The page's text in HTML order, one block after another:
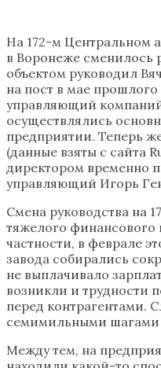
На 172-м Центральном
в Воронеже сменилось
объектом руководил
на пост в мае
управляющий
осуществлялись
предприятии. Теперь
(данные взяты с сайта
директором временно
управляющий Игорь
Смена руководства на
тяжелого
частности, в феврале
завода собирались
не выплачивало
возникли и трудности
перед контрагентами.
семимильными шагами
Между тем, на